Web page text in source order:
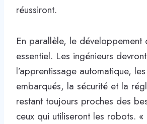
réussiront.
En parallèle, le développement
essentiel. Les ingénieurs
l’apprentissage automatique,
embarqués, la sécurité et la
restant toujours proches des
ceux qui utiliseront les robots.